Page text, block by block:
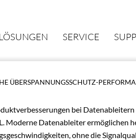
LÖSUNGEN SERVICE
ÜBERSPANNUNGSSCHUTZ-
bei Datenableitern
Moderne Datenableiter ermöglichen
ohne die